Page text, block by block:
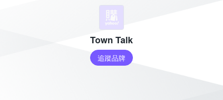
Town Talk
追蹤品牌